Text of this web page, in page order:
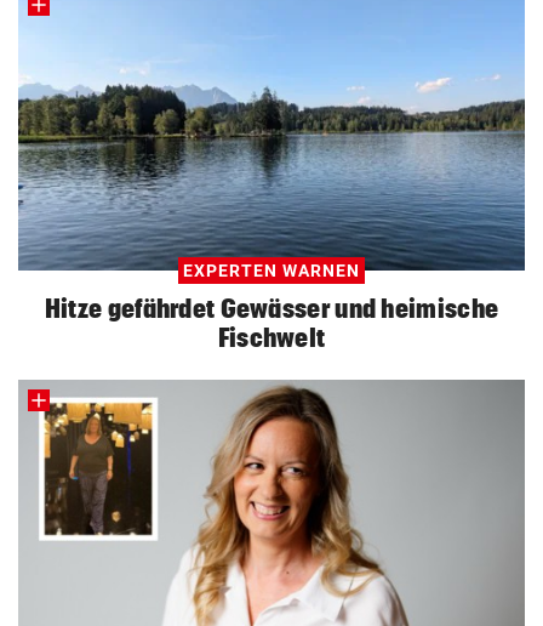
EXPERTEN WARNEN
Hitze gefährdet Gewässer und heimische
Fischwelt